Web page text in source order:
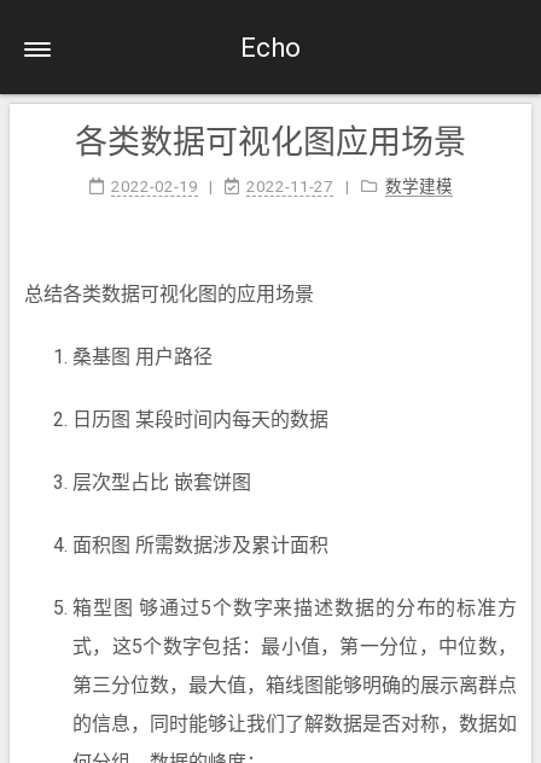
Echo
各类数据可视化图应用场景
2022-02-19 2022-11-27 数学建模
总结各类数据可视化图的应用场景
桑基图 用户路径
日历图 某段时间内每天的数据
层次型占比 嵌套饼图
面积图 所需数据涉及累计面积
箱型图 够通过5个数字来描述数据的分布的标准方
式，这5个数字包括：最小值，第一分位，中位数，
第三分位数，最大值，箱线图能够明确的展示离群点
的信息，同时能够让我们了解数据是否对称，数据如